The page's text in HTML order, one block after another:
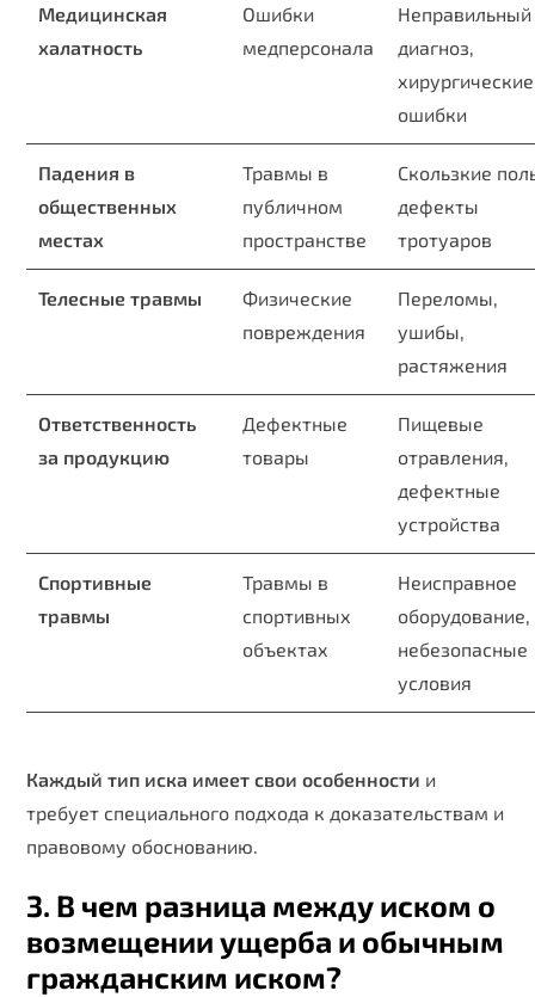
Медицинская
халатность
Ошибки
медперсонала
Неправильный
диагноз,
хирургические
ошибки
Падения в
общественных
местах
Травмы в
публичном
пространстве
Скользкие
дефекты
тротуаров
Телесные травмы
Физические
повреждения
Переломы,
ушибы,
растяжения
Ответственность
за продукцию
Дефектные
товары
Пищевые
отравления,
дефектные
устройства
Спортивные
травмы
Травмы в
спортивных
объектах
Неисправное
оборудование,
небезопасные
условия
Каждый тип иска имеет свои особенности и
требует специального подхода к доказательствам и
правовому обоснованию.
3. В чем разница между иском о
возмещении ущерба и обычным
гражданским иском?